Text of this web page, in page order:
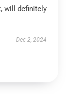
will definitely
Dec 2, 2024